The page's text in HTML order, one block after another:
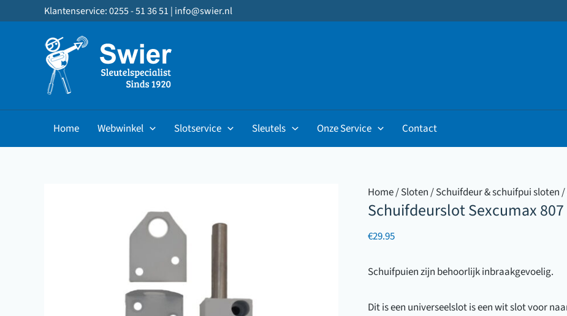
naar
Klantenservice: 0255 - 51 36 51 | info@swier.nl
Home Webwinkel Slotservice Sleutels Onze Service Contact
Home/Sloten/Schuifdeur & schuifpui sloten/
Schuifdeurslot Sexcumax 807
€29.95
Schuifpuien zijn behoorlijk inbraakgevoelig.
Dit is een universeelslot is een wit slot voor